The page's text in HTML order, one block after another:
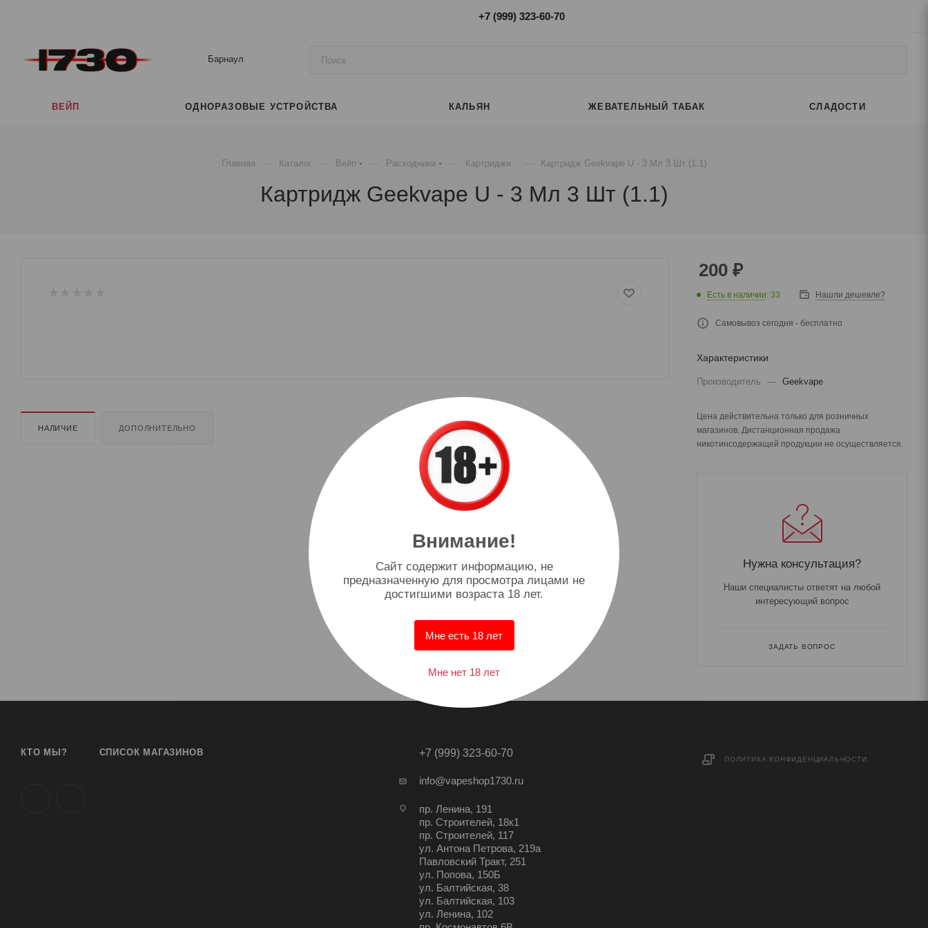
+7 (999) 323-60-70
Барнаул
ВЕЙП ОДНОРАЗОВЫЕ УСТРОЙСТВА КАЛЬЯН ЖЕВАТЕЛЬНЫЙ ТАБАК СЛАДОСТИ
Главная Каталог Вейп Расходники Картриджи Картридж Geekvape U - 3 Мл 3 Шт (1.1)
Картридж Geekvape U - 3 Мл 3 Шт (1.1)
НАЛИЧИЕ ДОПОЛНИТЕЛЬНО
200 ₽
Есть в наличии: 33 Нашли дешевле?
Самовывоз сегодня - бесплатно
Характеристики
Производитель — Geekvape
Цена действительна только для розничных
магазинов. Дистанционная продажа
никотинсодержащей продукции не осуществляется.
Нужна консультация?
Наши специалисты ответят на любой
интересующий вопрос
ЗАДАТЬ ВОПРОС
КТО МЫ? СПИСОК МАГАЗИНОВ +7 (999) 323-60-70
info@vapeshop1730.ru
пр. Ленина, 191
пр. Строителей, 18к1
пр. Строителей, 117
ул. Антона Петрова, 219а
Павловский Тракт, 251
ул. Попова, 150Б
ул. Балтийская, 38
ул. Балтийская, 103
ул. Ленина, 102
ПОЛИТИКА КОНФИДЕНЦИАЛЬНОСТИ
Внимание!
Cайт содержит информацию, не
предназначенную для просмотра лицами не
достигшими возраста 18 лет.
Мне есть 18 лет
Мне нет 18 лет